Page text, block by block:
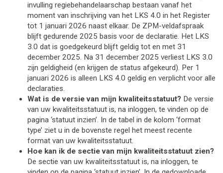
invulling regiebehandelaarschap bestaan vanaf het
moment van inschrijving van het LKS 4.0 in het Register
tot 1 januari 2026 naast elkaar. De ZPM-veldafspraak
blijft gedurende 2025 basis voor de declaratie. Het LKS
3.0 dat is goedgekeurd blijft geldig tot en met 31
december 2025. Na 31 december 2025 verliest LKS 3.0
zijn geldigheid (en krijgen de status afgekeurd). Per 1
januari 2026 is alleen LKS 4.0 geldig en verplicht voor alle
declaraties.
Wat is de versie van mijn kwaliteitsstatuut? De versie
van uw kwaliteitsstatuut is, na inloggen, te vinden op de
pagina ‘statuut inzien’. In de tabel in de kolom ‘format
type’ ziet u in de bovenste regel het meest recente
format van uw kwaliteitsstatuut.
De sectie van uw kwaliteitsstatuut is, na inloggen, te